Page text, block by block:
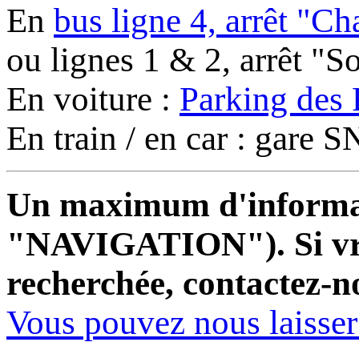
En bus ligne 4, arrêt
ou lignes 1 & 2, arrêt
En voiture : Parking des
En train / en car : gare
Un maximum
"NAVIGATION"). Si
recherchée, contactez-
Vous pouvez nous